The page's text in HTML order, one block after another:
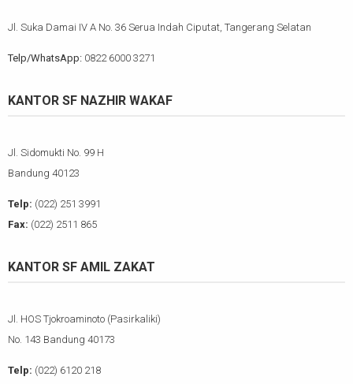
Jl. Suka Damai IV A No. 36 Serua Indah Ciputat, Tangerang Selatan
Telp/WhatsApp: 0822 6000 3271
KANTOR SF NAZHIR WAKAF
Jl. Sidomukti No. 99 H
Bandung 40123
Telp: (022) 251 3991
Fax: (022) 2511 865
KANTOR SF AMIL ZAKAT
Jl. HOS Tjokroaminoto (Pasirkaliki)
No. 143 Bandung 40173
Telp: (022) 6120 218